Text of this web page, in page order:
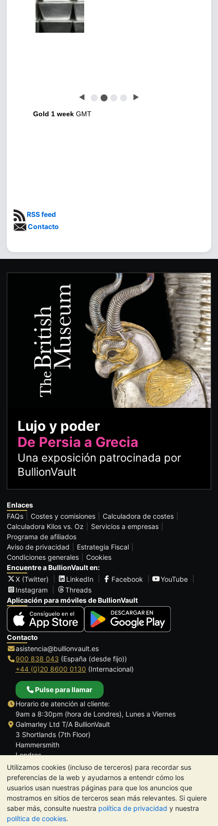
Utilizamos cookies (incluso de terceros) para recordar sus
preferencias de la web y ayudarnos a entendr cómo los
usuarios usan nuestras páginas para que los anuncios que
mostramos en sitios de terceros sean más relevantes. Si quiere
saber más, consulte nuestra política de privacidad y nuestra
política de cookies.
◀ ⬤ ⬤ ⬤ ⬤ ▶
Gold 1 week GMT
RSS feed
Contacto
Lujo y poder
De Persia a Grecia
Una exposición patrocinada por
BullionVault
Enlaces
FAQs
Costes y comisiones
Calculadora de costes
Calculadora Kilos vs. Oz
Servicios a empresas
Programa de afiliados
Aviso de privacidad
Estrategia Fiscal
Condiciones generales
Cookies
Encuentre a BullionVault en:
X (Twitter)
LinkedIn Facebook
YouTube
Instagram
Threads
Aplicación para móviles de BullionVault
Contacto
asistencia@bullionvault.es
900 838 043 (España (desde fijo))
+44 (0)20 8600 0130 (Internacional)
Pulse para llamar
Horario de atención al cliente:
9am a 8:30pm (hora de Londres), Lunes a Viernes
Galmarley Ltd T/A BullionVault
3 Shortlands (7th Floor)
Hammersmith
Londres
W6 8DA
Reino Unido